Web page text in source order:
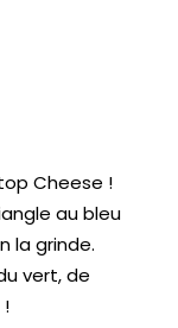
Cheese !
au bleu
la grinde.
vert, de
!